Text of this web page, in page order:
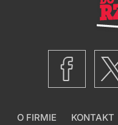
O FIRMIE KONTAKT